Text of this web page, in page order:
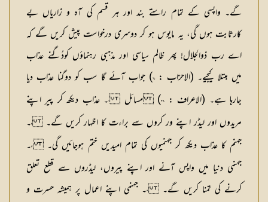
گے۔ واپسی کے تمام راستے بند اور ہر قسم کی آہ و زاریاں بے
کارثابت ہوں گی، یہ مایوس ہو کر دوسری درخواست پیش کریں گے کہ
اے رب ذوالجلال! پھر ظالم سیاسی اور مذہبی رہنماؤں کودُگنے عذاب
میں مبتلا کیجیے۔ (الاحزاب : ٦٧) جواب آئے گا سب کو دوگنا عذاب دیا
جارہا ہے۔ (الاعراف : ٣٨) مسائل١۔ عذاب دیکھ کر پیر اپنے
مریدوں اور لیڈر اپنے ور کروں سے براءت کا اظہار کریں گے۔٢۔
جہنم کا عذاب دیکھ کر جہنمیوں کی تمام امیدیں ختم ہوجائیں گی۔٣۔
جہنمی دنیا میں واپس آنے اور اپنے پیروں، لیڈروں سے قطع تعلق
کرنے کی تمنا کریں گے۔٤۔ جہنمی اپنے اعمال پر ہمیشہ حسرت و